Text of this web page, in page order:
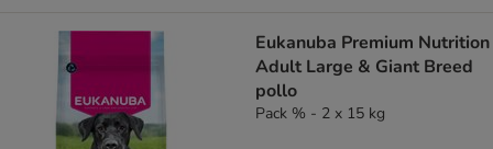
Eukanuba Premium Nutrition
Adult Large & Giant Breed
pollo
Pack % - 2 x 15 kg